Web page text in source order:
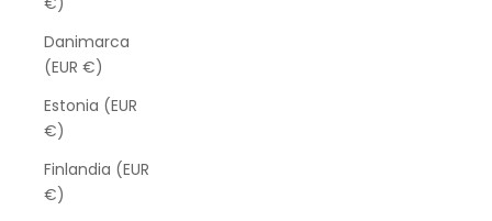
Danimarca
(EUR €)
Estonia (EUR
€)
Finlandia (EUR
€)